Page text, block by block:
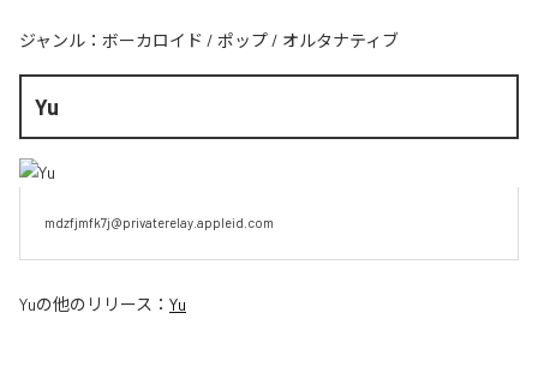
ジャンル： ボーカロイド / ポップ / オルタナティブ
Yu
mdzfjmfk7j@privaterelay.appleid.com
Yuの他のリリース： Yu